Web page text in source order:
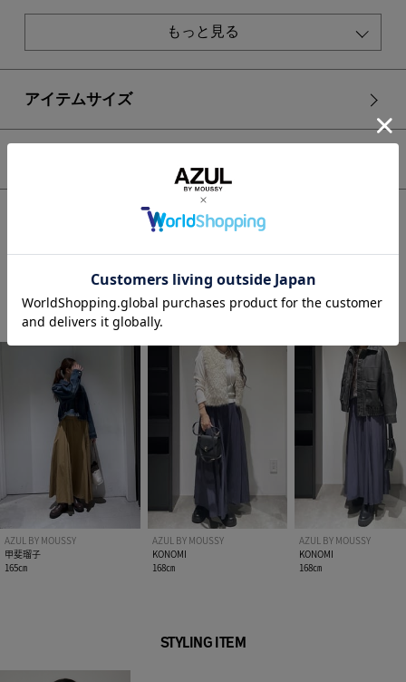
■モデル身長：173cm、着用サイズ：FREEサイズ
※画像の商品はサンプルです。実際の商品と仕様、加工が若干
※着用、お取り扱いの際は、アテンションタグをご確認くださ
もっと見る
アイテムサイズ
ボトムス
スカート
【crie conforto】タックフレアスカート
STAFF COORDINATE
AZUL BY MOUSSY
甲斐瑠子
165㎝
AZUL BY MOUSSY
KONOMI
168㎝
AZUL BY MOUSSY
KONOMI
168㎝
STYLING ITEM